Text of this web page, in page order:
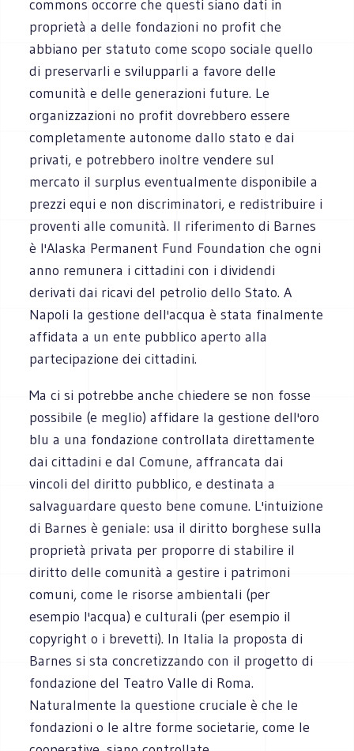
commons occorre che questi siano dati in
proprietà a delle fondazioni no profit che
abbiano per statuto come scopo sociale quello
di preservarli e svilupparli a favore delle
comunità e delle generazioni future. Le
organizzazioni no profit dovrebbero essere
completamente autonome dallo stato e dai
privati, e potrebbero inoltre vendere sul
mercato il surplus eventualmente disponibile a
prezzi equi e non discriminatori, e redistribuire i
proventi alle comunità. Il riferimento di Barnes
è l'Alaska Permanent Fund Foundation che ogni
anno remunera i cittadini con i dividendi
derivati dai ricavi del petrolio dello Stato. A
Napoli la gestione dell'acqua è stata finalmente
affidata a un ente pubblico aperto alla
partecipazione dei cittadini.
Ma ci si potrebbe anche chiedere se non fosse
possibile (e meglio) affidare la gestione dell'oro
blu a una fondazione controllata direttamente
dai cittadini e dal Comune, affrancata dai
vincoli del diritto pubblico, e destinata a
salvaguardare questo bene comune. L'intuizione
di Barnes è geniale: usa il diritto borghese sulla
proprietà privata per proporre di stabilire il
diritto delle comunità a gestire i patrimoni
comuni, come le risorse ambientali (per
esempio l'acqua) e culturali (per esempio il
copyright o i brevetti). In Italia la proposta di
Barnes si sta concretizzando con il progetto di
fondazione del Teatro Valle di Roma.
Naturalmente la questione cruciale è che le
fondazioni o le altre forme societarie, come le